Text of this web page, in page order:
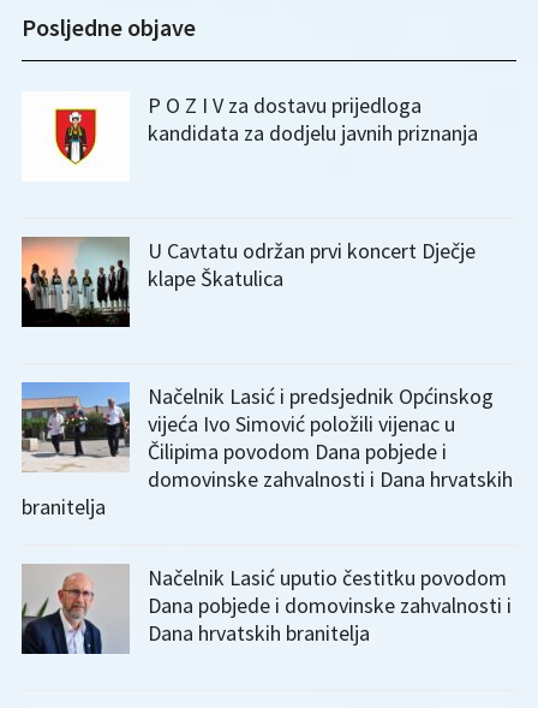
Posljedne objave
P O Z I V za dostavu prijedloga
kandidata za dodjelu javnih priznanja
U Cavtatu održan prvi koncert Dječje
klape Škatulica
Načelnik Lasić i predsjednik Općinskog
vijeća Ivo Simović položili vijenac u
Čilipima povodom Dana pobjede i
domovinske zahvalnosti i Dana hrvatskih
branitelja
Načelnik Lasić uputio čestitku povodom
Dana pobjede i domovinske zahvalnosti i
Dana hrvatskih branitelja